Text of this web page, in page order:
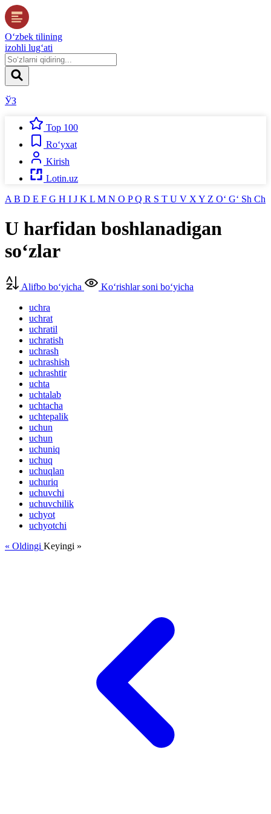
O‘zbek tilining
izohli lug‘ati
ЎЗ
Top 100
Ro‘yxat
Kirish
Lotin.uz
A B D E F G H I J K L M N O PQ R S T U V X Y Z O‘ G‘ Sh Ch
U harfidan boshlanadigan
so‘zlar
Alifbo bo‘yicha
Ko‘rishlar soni bo‘yicha
uchra
uchrat
uchratil
uchratish
uchrash
uchrashish
uchrashtir
uchta
uchtalab
uchtacha
uchtepalik
uchun
uchun
uchuniq
uchuq
uchuqlan
uchuriq
uchuvchi
uchuvchilik
uchyot
uchyotchi
« Oldingi Keyingi »